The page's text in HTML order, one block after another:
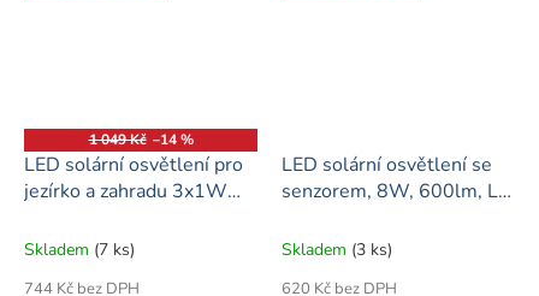
1 049 Kč –14 %
LED solární osvětlení pro
jezírko a zahradu 3x1W
Skladem (7 ks)
744 Kč bez DPH
LED solární osvětlení se
senzorem, 8W, 600lm, Li-
Skladem (3 ks)
620 Kč bez DPH